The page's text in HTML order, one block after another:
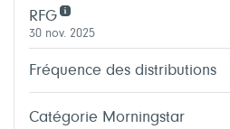
RFG
30 nov. 2025
Fréquence des distributions
Catégorie Morningstar